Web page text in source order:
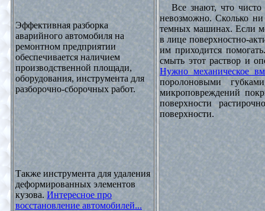
Эффективная разборка
аварийного автомобиля на
ремонтном предприятии
обеспечивается наличием
производственной площади,
оборудования, инструмента для
разборочно-сборочных работ.
Также инструмента для удаления
деформированных элементов
кузова.Интересное про
восстановление автомобилей...
Все знают, что чисто
невозможно. Сколько
темных машинах. Если
в лице поверхностно-
им приходится
смыть этот раствор и
Нужно механическое
поролоновыми
микроповреждений
поверхности
поверхности.